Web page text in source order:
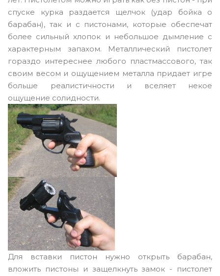
спуске курка раздается щелчок (удар бойка о
барабан), так и с пистонами, которые обеспечат
более сильный хлопок и небольшое дымление с
характерным запахом. Металлический пистолет
гораздо интереснее любого пластмассового, так
своим весом и ощущением металла придает игре
больше реалистичности и вселяет некое
ощущение солидности.
Для вставки пистон нужно открыть барабан,
вложить пистоны и защелкнуть замок - пистолет